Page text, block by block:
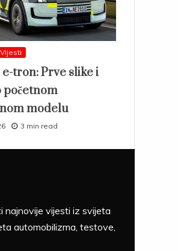
Vijesti
tron: Prve slike i
početnom
modelu
3 min read
najnovije vijesti iz svijeta
automobilizma, testove,